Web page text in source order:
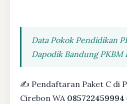
Data Pokok Pendidikan
Dapodik Bandung PKBM
✍ Pendaftaran Paket C di
Cirebon WA 085722459994